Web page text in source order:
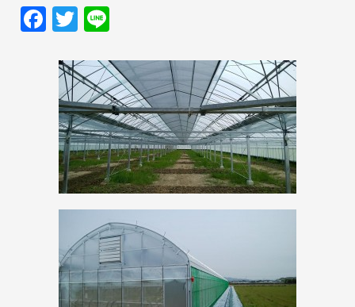
F
a
c
e
b
o
o
k
T
w
itt
er
e